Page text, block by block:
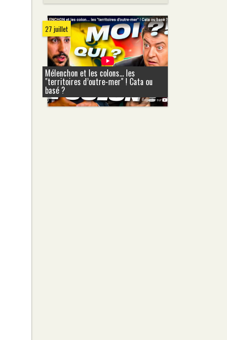
27 juillet
Mélenchon et les colons... les
"territoires d’outre-mer" ! Cata ou
basé ?